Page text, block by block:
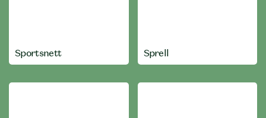
Sportsnett Sprell